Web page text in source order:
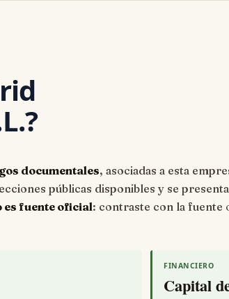
documentales, asociadas a esta
públicas disponibles y se
es fuente oficial: contraste con la fuente
FINANCIERO
Capital